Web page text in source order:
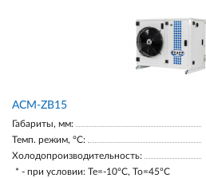
ACM-ZB15
Габариты, мм:
Темп. режим, °С:
Холодопроизводительность:
* - при условии: Te=-10ºC, To=45ºC